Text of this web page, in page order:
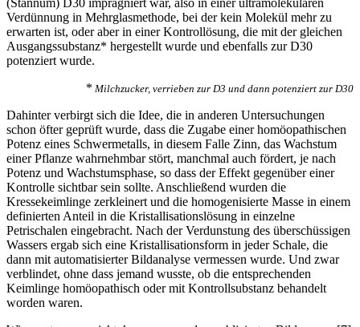
Verdünnung in Mehrglasmethode, bei der kein Molekül mehr zu
erwarten ist, oder aber in einer Kontrollösung, die mit der gleichen
Ausgangssubstanz* hergestellt wurde und ebenfalls zur D30
potenziert wurde.
* Milchzucker, verrieben zur D3 und dann potenziert zur D30
Dahinter verbirgt sich die Idee, die in anderen Untersuchungen
schon öfter geprüft wurde, dass die Zugabe einer homöopathischen
Potenz eines Schwermetalls, in diesem Falle Zinn, das Wachstum
einer Pflanze wahrnehmbar stört, manchmal auch fördert, je nach
Potenz und Wachstumsphase, so dass der Effekt gegenüber einer
Kontrolle sichtbar sein sollte. Anschließend wurden die
Kressekeimlinge zerkleinert und die homogenisierte Masse in einem
definierten Anteil in die Kristallisationslösung in einzelne
Petrischalen eingebracht. Nach der Verdunstung des überschüssigen
Wassers ergab sich eine Kristallisationsform in jeder Schale, die
dann mit automatisierter Bildanalyse vermessen wurde. Und zwar
verblindet, ohne dass jemand wusste, ob die entsprechenden
Keimlinge homöopathisch oder mit Kontrollsubstanz behandelt
worden waren.